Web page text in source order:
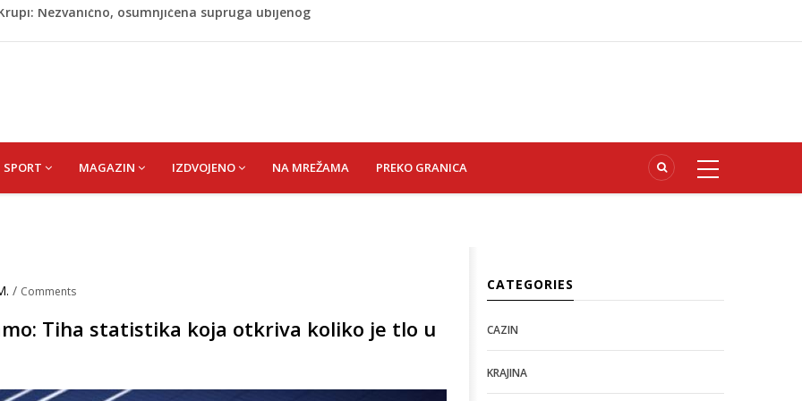
Senija – Sena
obilježavanja godišnjice: "Doživjela sam poniženje
sinu"
Nezvanično, osumnjičena supruga ubijenog
SPORT MAGAZIN IZDVOJENO NA MREŽAMA PREKO GRANICA
/ Comments
Tiha statistika koja otkriva koliko je tlo u
CATEGORIES
CAZIN
KRAJINA